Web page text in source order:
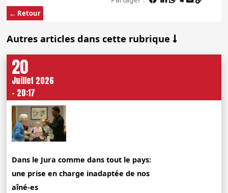
← Retour
Autres articles dans cette rubrique
20
Juillet 2026
- 20:17
Dans le Jura comme dans tout le pays:
une prise en charge inadaptée de nos
aîné-es